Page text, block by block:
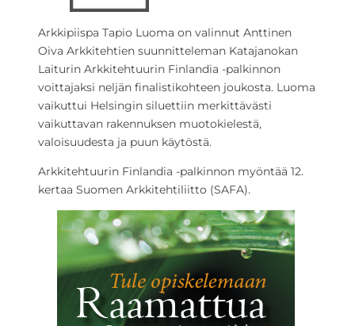
Arkkipiispa Tapio Luoma on valinnut Anttinen
Oiva Arkkitehtien suunnitteleman Katajanokan
Laiturin Arkkitehtuurin Finlandia -palkinnon
voittajaksi neljän finalistikohteen joukosta. Luoma
vaikuttui Helsingin siluettiin merkittävästi
vaikuttavan rakennuksen muotokielestä,
valoisuudesta ja puun käytöstä.
Arkkitehtuurin Finlandia -palkinnon myöntää 12.
kertaa Suomen Arkkitehtiliitto (SAFA).